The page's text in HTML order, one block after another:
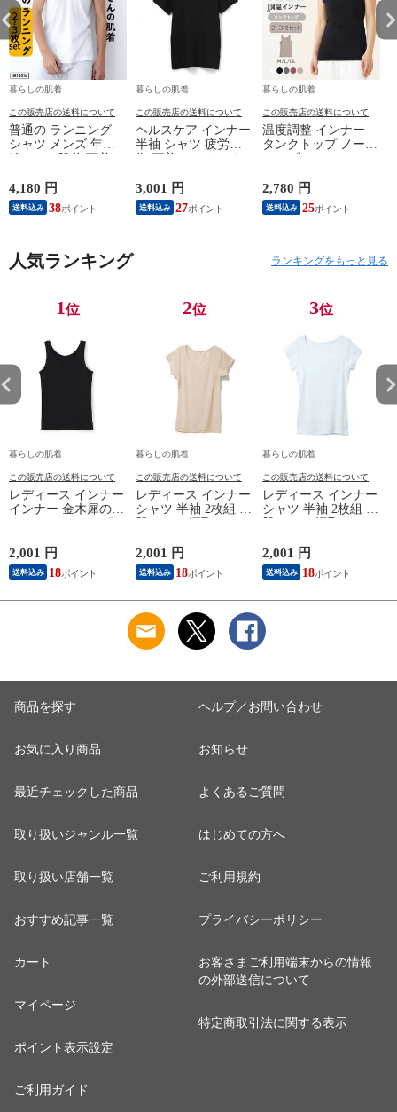
暮らしの肌着
この販売店の送料について
普通の ランニング
シャツ メンズ 年間
ンクトップ ノースリ
ーブ インナー 紳士
男性 シニア 抗菌 防
4,180 円
送料込み 38
暮らしの肌着
この販売店の送料について
ヘルスケア インナー
半袖 シャツ 疲労回
外線 疲労軽減 ボデ
ィケア 健康 プレゼ
ント ギフト ヘルス
3,001 円
送料込み 27
暮らしの肌着
この販売店の送料について
温度調整 インナー
タンクトップ ノース
オフホワイト/ブラウ
ン/ブラック/チャコ
ールグレー/ピンク
2,780 円
送料込み 25
人気ランキング ランキングをもっと見る
1位
暮らしの肌着
この販売店の送料について
レディース インナー
インナー 金木犀のめ
っとり 保湿 ストレ
ッチ ボタニカル タ
ンクトップ 秋冬 お
2,001 円
送料込み 18
2位
暮らしの肌着
この販売店の送料について
レディース インナー
シャツ 半袖 2枚組 素
り インナーシャツ
パッド付き 春夏 汗
染み 防止 汗 対策 綿
ット工業 S5022B-RT
涼しい 肌着
2,001 円
送料込み 18
3位
暮らしの肌着
この販売店の送料について
レディース インナー
シャツ 半袖 2枚組 素
り インナーシャツ
パッド付き 春夏 汗
染み 防止 汗 対策 綿
ット工業 S5022B-RT
涼しい 肌着
2,001 円
送料込み 18
商品を探す
お気に入り商品
最近チェックした商品
取り扱いジャンル一覧
取り扱い店舗一覧
おすすめ記事一覧
カート
マイページ
ポイント表示設定
ご利用ガイド
ヘルプ／お問い合わせ
お知らせ
よくあるご質問
はじめての方へ
ご利用規約
プライバシーポリシー
お客さまご利用端末からの情報
の外部送信について
特定商取引法に関する表示